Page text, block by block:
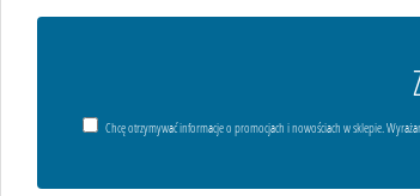
Chcę otrzymywać informacje o promocjach i nowościach w sklepie.